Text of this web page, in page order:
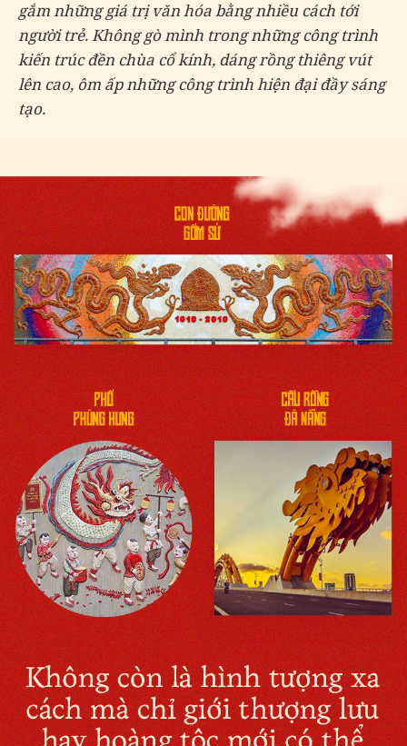
gắm những giá trị văn hóa bằng nhiều cách tới
người trẻ. Không gò mình trong những công trình
kiến trúc đền chùa cổ kính, dáng rồng thiêng vút
lên cao, ôm ấp những công trình hiện đại đầy sáng
tạo.